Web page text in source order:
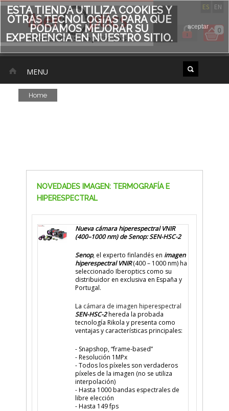
ES EN
0
MENU
Home
NOVEDADES IMAGEN: TERMOGRAFÍA E
HIPERESPECTRAL
Nueva cámara hiperespectral VNIR
(400–1000 nm) de Senop: SEN-HSC-2
Senop, el experto finlandés en imagen
hiperespectral VNIR(400 – 1000 nm) ha
seleccionado Iberoptics como su
distribuidor en exclusiva en España y
Portugal.
La cámara de imagen hiperespectral
SEN-HSC-2hereda la probada
tecnología Rikola y presenta como
ventajas y características principales:
- Snapshop, “frame-based”
- Resolución 1MPx
- Todos los píxeles son verdaderos
píxeles de la imagen (no se utiliza
interpolación)
- Hasta 1000 bandas espectrales de
libre elección
- Hasta 149 fps
ESTA TIENDA UTILIZA COOKIES Y
OTRAS TECNOLOGÍAS PARA QUE
PODAMOS MEJORAR SU
EXPERIENCIA EN NUESTRO SITIO.
aceptar